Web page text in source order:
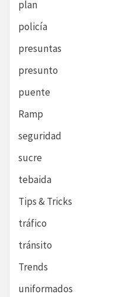
plan
policía
presuntas
presunto
puente
Ramp
seguridad
sucre
tebaida
Tips & Tricks
tráfico
tránsito
Trends
uniformados